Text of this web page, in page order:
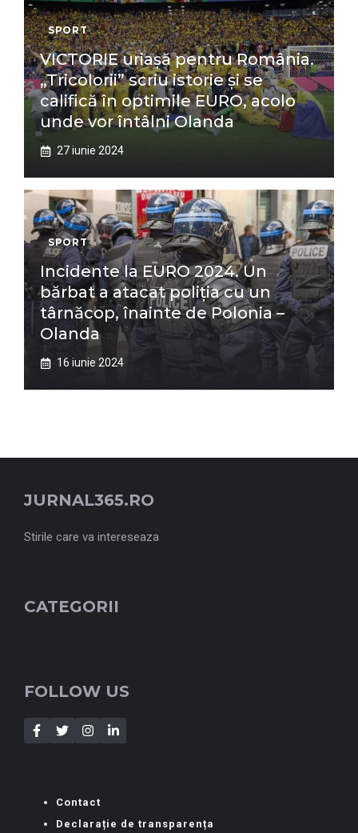
SPORT
VICTORIE uriașă pentru România.
„Tricolorii” scriu istorie și se
califică în optimile EURO, acolo
unde vor întâlni Olanda
27 iunie 2024
SPORT
Incidente la EURO 2024. Un
bărbat a atacat poliția cu un
târnăcop, înainte de Polonia –
Olanda
16 iunie 2024
JURNAL365.RO
Stirile care va intereseaza
CATEGORII
FOLLOW US
Contact
Declarație de transparența